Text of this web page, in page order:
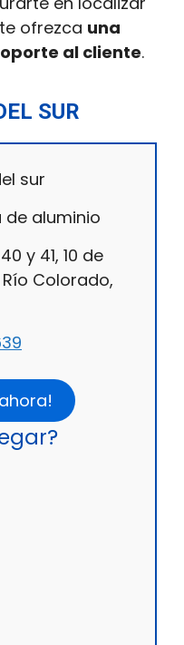
ofrezca una
al cliente.
SUR
sur
de aluminio
y 41, 10 de
Colorado,